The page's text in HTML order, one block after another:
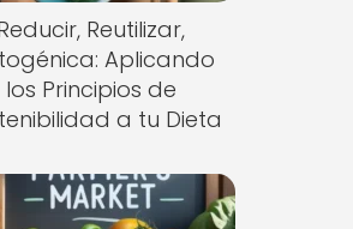
Reutilizar,
Aplicando
los Principios de
a tu Dieta